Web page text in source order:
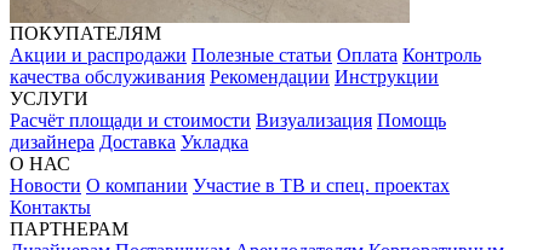
ПОКУПАТЕЛЯМ
Акции и распродажи Полезные статьи Оплата Контроль
качества обслуживания Рекомендации Инструкции
УСЛУГИ
Расчёт площади и стоимости Визуализация Помощь
дизайнера Доставка Укладка
О НАС
Новости О компании Участие в ТВ и спец. проектах
Контакты
ПАРТНЕРАМ